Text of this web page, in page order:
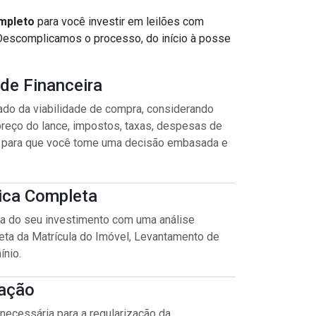
para você investir em leilões com
o processo, do início à posse
Financeira
da viabilidade de compra, considerando
do lance, impostos, taxas, despesas de
que você tome uma decisão embasada e
Completa
do seu investimento com uma análise
da Matrícula do Imóvel, Levantamento de
para a regularização da